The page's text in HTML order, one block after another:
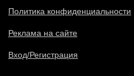
Политика конфиденциальности
Реклама на сайте
Вход/Регистрация